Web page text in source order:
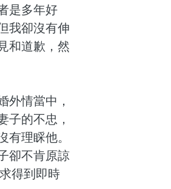
是多年好
我卻沒有伸
和道歉，然
外情當中，
子的不忠，
理睬他。
卻不肯原諒
得到即時